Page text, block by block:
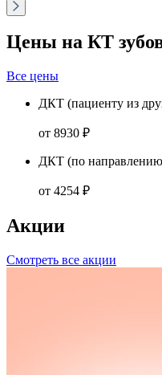
Цены на КТ
Все цены
ДКТ (пациенту из
от 8930 ₽
ДКТ (по
от 4254 ₽
Акции
Смотреть все акции